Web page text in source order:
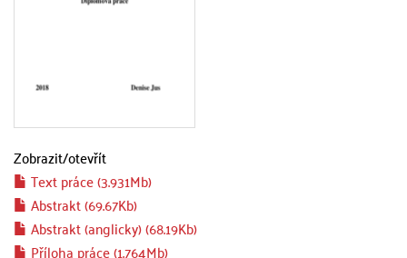
Zobrazit/otevřít
Text práce (3.931Mb)
Abstrakt (69.67Kb)
Abstrakt (anglicky) (68.19Kb)
Příloha práce (1.764Mb)